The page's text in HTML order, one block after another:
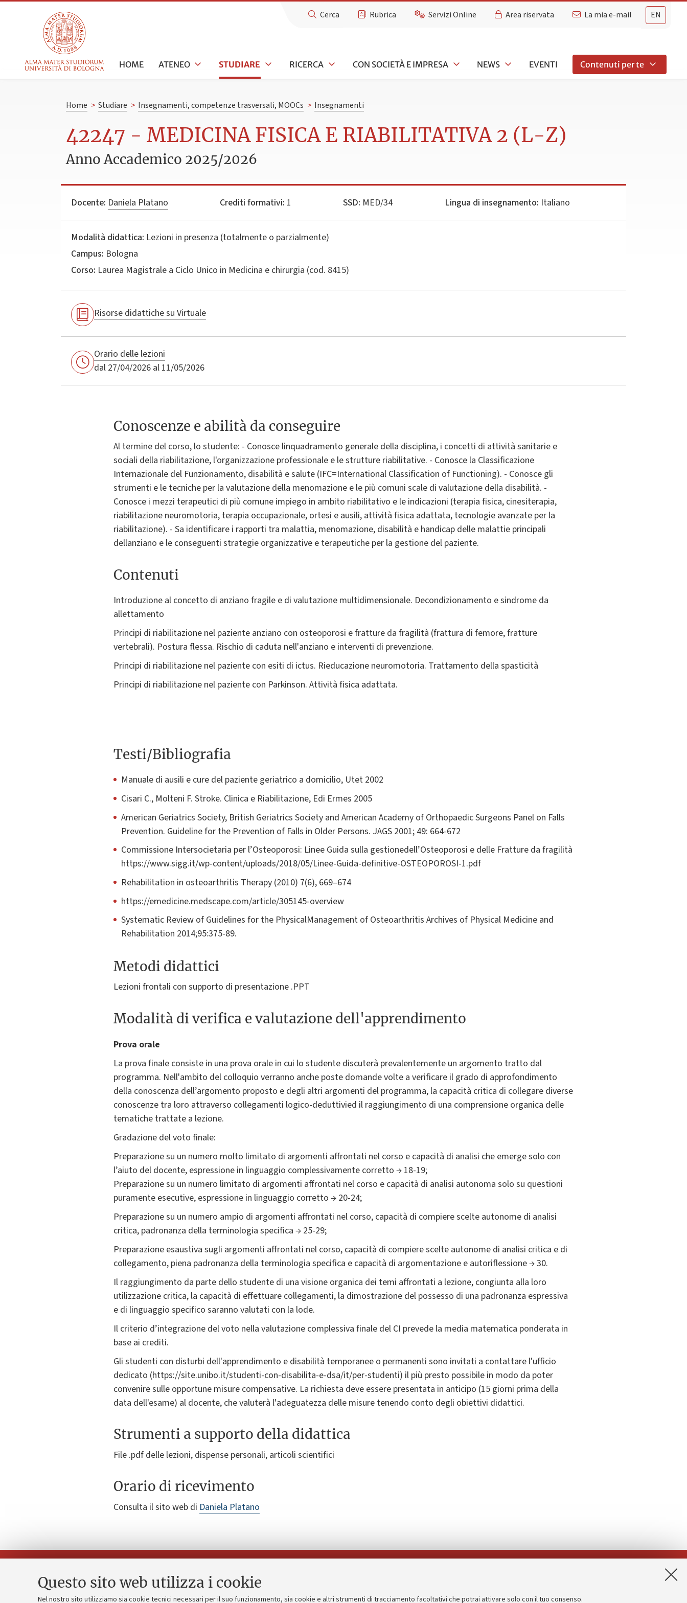
Questo sito web utilizza i cookie
Nel nostro sito utilizziamo sia cookie tecnici necessari per il suo funzionamento, sia cookie e altri strumenti di tracciamento facoltativi che potrai attivare solo con il tuo consenso.
EN
Cerca Rubrica Servizi Online Area riservata La mia e-mail
HOME ATENEO STUDIARE RICERCA CON SOCIETÀ E IMPRESA NEWS EVENTI Contenuti per te
Home > Studiare > Insegnamenti, competenze trasversali, MOOCs > Insegnamenti
42247 - MEDICINA FISICA E RIABILITATIVA 2 (L-Z)
Anno Accademico 2025/2026
Docente: Daniela Platano Crediti formativi: 1 SSD: MED/34 Lingua di insegnamento: Italiano
Modalità didattica: Lezioni in presenza (totalmente o parzialmente)
Campus: Bologna
Corso: Laurea Magistrale a Ciclo Unico in Medicina e chirurgia (cod. 8415)
Risorse didattiche su Virtuale
Orario delle lezioni
dal 27/04/2026 al 11/05/2026
Conoscenze e abilità da conseguire
Al termine del corso, lo studente: - Conosce linquadramento generale della disciplina, i concetti di attività sanitarie e
sociali della riabilitazione, l'organizzazione professionale e le strutture riabilitative. - Conosce la Classificazione
Internazionale del Funzionamento, disabilità e salute (IFC=International Classification of Functioning). - Conosce gli
strumenti e le tecniche per la valutazione della menomazione e le più comuni scale di valutazione della disabilità. -
Conosce i mezzi terapeutici di più comune impiego in ambito riabilitativo e le indicazioni (terapia fisica, cinesiterapia,
riabilitazione neuromotoria, terapia occupazionale, ortesi e ausili, attività fisica adattata, tecnologie avanzate per la
riabilitazione). - Sa identificare i rapporti tra malattia, menomazione, disabilità e handicap delle malattie principali
dellanziano e le conseguenti strategie organizzative e terapeutiche per la gestione del paziente.
Contenuti
Introduzione al concetto di anziano fragile e di valutazione multidimensionale. Decondizionamento e sindrome da
allettamento
Principi di riabilitazione nel paziente anziano con osteoporosi e fratture da fragilità (frattura di femore, fratture
vertebrali). Postura flessa. Rischio di caduta nell'anziano e interventi di prevenzione.
Principi di riabilitazione nel paziente con esiti di ictus. Rieducazione neuromotoria. Trattamento della spasticità
Principi di riabilitazione nel paziente con Parkinson. Attività fisica adattata.
Testi/Bibliografia
Manuale di ausili e cure del paziente geriatrico a domicilio, Utet 2002
Cisari C., Molteni F. Stroke. Clinica e Riabilitazione, Edi Ermes 2005
American Geriatrics Society, British Geriatrics Society and American Academy of Orthopaedic Surgeons Panel on Falls
Prevention. Guideline for the Prevention of Falls in Older Persons. JAGS 2001; 49: 664-672
Commissione Intersocietaria per l’Osteoporosi: Linee Guida sulla gestionedell’Osteoporosi e delle Fratture da fragilità
https://www.sigg.it/wp-content/uploads/2018/05/Linee-Guida-definitive-OSTEOPOROSI-1.pdf
Rehabilitation in osteoarthritis Therapy (2010) 7(6), 669–674
https://emedicine.medscape.com/article/305145-overview
Systematic Review of Guidelines for the PhysicalManagement of Osteoarthritis Archives of Physical Medicine and
Rehabilitation 2014;95:375-89.
Metodi didattici
Lezioni frontali con supporto di presentazione .PPT
Modalità di verifica e valutazione dell'apprendimento
Prova orale
La prova finale consiste in una prova orale in cui lo studente discuterà prevalentemente un argomento tratto dal
programma. Nell'ambito del colloquio verranno anche poste domande volte a verificare il grado di approfondimento
della conoscenza dell’argomento proposto e degli altri argomenti del programma, la capacità critica di collegare diverse
conoscenze tra loro attraverso collegamenti logico-deduttivied il raggiungimento di una comprensione organica delle
tematiche trattate a lezione.
Gradazione del voto finale:
Preparazione su un numero molto limitato di argomenti affrontati nel corso e capacità di analisi che emerge solo con
l’aiuto del docente, espressione in linguaggio complessivamente corretto → 18-19;
Preparazione su un numero limitato di argomenti affrontati nel corso e capacità di analisi autonoma solo su questioni
puramente esecutive, espressione in linguaggio corretto → 20-24;
Preparazione su un numero ampio di argomenti affrontati nel corso, capacità di compiere scelte autonome di analisi
critica, padronanza della terminologia specifica → 25-29;
Preparazione esaustiva sugli argomenti affrontati nel corso, capacità di compiere scelte autonome di analisi critica e di
collegamento, piena padronanza della terminologia specifica e capacità di argomentazione e autoriflessione → 30.
Il raggiungimento da parte dello studente di una visione organica dei temi affrontati a lezione, congiunta alla loro
utilizzazione critica, la capacità di effettuare collegamenti, la dimostrazione del possesso di una padronanza espressiva
e di linguaggio specifico saranno valutati con la lode.
Il criterio d’integrazione del voto nella valutazione complessiva finale del CI prevede la media matematica ponderata in
base ai crediti.
Gli studenti con disturbi dell'apprendimento e disabilità temporanee o permanenti sono invitati a contattare l'ufficio
dedicato (https://site.unibo.it/studenti-con-disabilita-e-dsa/it/per-studenti) il più presto possibile in modo da poter
convenire sulle opportune misure compensative. La richiesta deve essere presentata in anticipo (15 giorni prima della
data dell'esame) al docente, che valuterà l'adeguatezza delle misure tenendo conto degli obiettivi didattici.
Strumenti a supporto della didattica
File .pdf delle lezioni, dispense personali, articoli scientifici
Orario di ricevimento
Consulta il sito web di Daniela Platano